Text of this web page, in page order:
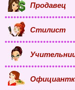
Продавец
Стилист